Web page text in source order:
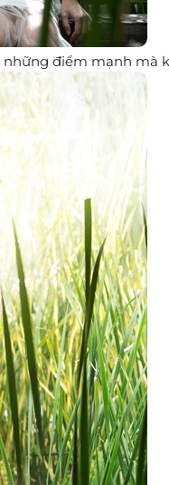
điểm mạnh mà